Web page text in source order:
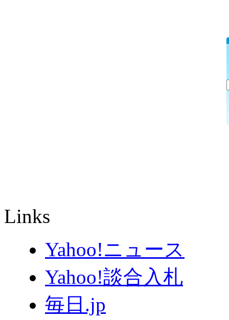
Links
Yahoo!ニュース
Yahoo!談合入札
毎日.jp